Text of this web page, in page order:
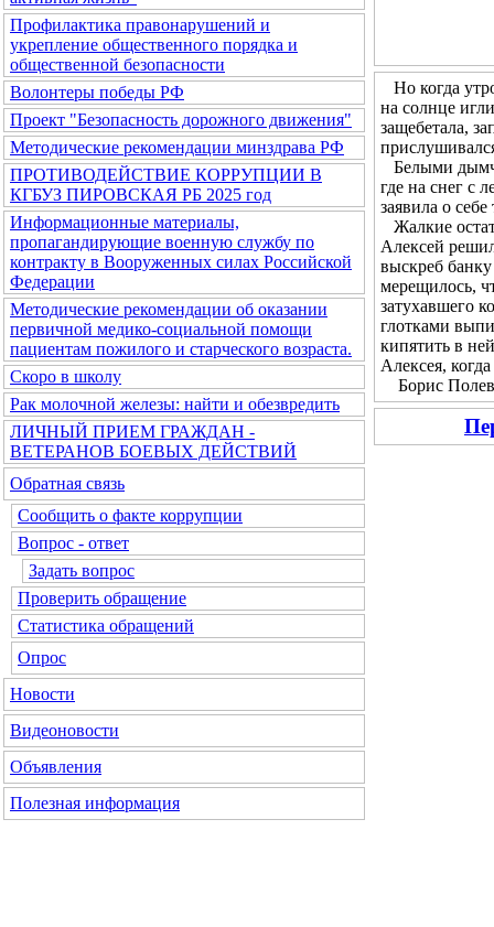
Профилактика правонарушений и
укрепление общественного порядка и
общественной безопасности
Волонтеры победы РФ
Проект "Безопасность дорожного движения"
Методические рекомендации минздрава РФ
ПРОТИВОДЕЙСТВИЕ КОРРУПЦИИ В
КГБУЗ ПИРОВСКАЯ РБ 2025 год
Информационные материалы,
пропагандирующие военную службу по
контракту в Вооруженных силах Российской
Федерации
Методические рекомендации об оказании
первичной медико-социальной помощи
пациентам пожилого и старческого возраста.
Скоро в школу
Рак молочной железы: найти и обезвредить
ЛИЧНЫЙ ПРИЕМ ГРАЖДАН -
ВЕТЕРАНОВ БОЕВЫХ ДЕЙСТВИЙ
Обратная связь
Сообщить о факте коррупции
Вопрос - ответ
Задать вопрос
Проверить обращение
Статистика обращений
Опрос
Новости
Видеоновости
Объявления
Полезная информация
Но когда
на солнце
защебетала,
Белыми
где на снег с
заявила о
Жалкие
Алексей
выскреб
мерещилось,
затухавшего
глотками
кипятить в
Алексея,
Борис